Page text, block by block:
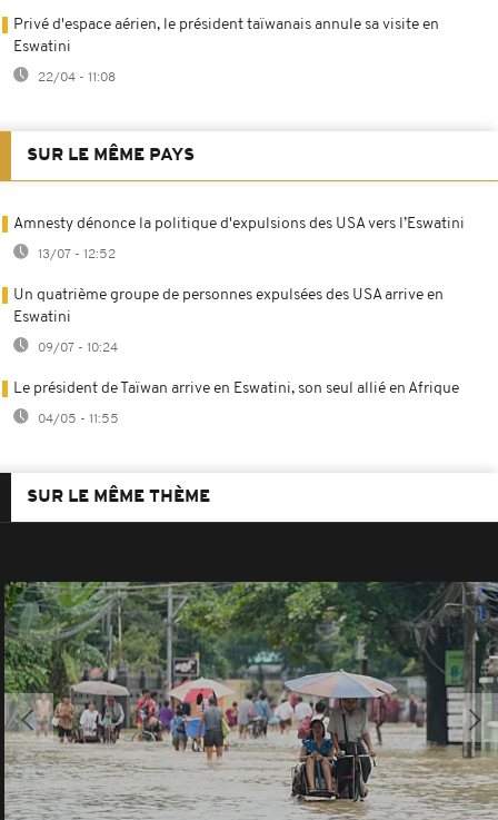
Privé d'espace aérien, le président taïwanais annule sa visite en
Eswatini
22/04 - 11:08
SUR LE MÊME PAYS
Amnesty dénonce la politique d'expulsions des USA vers l’Eswatini
13/07 - 12:52
Un quatrième groupe de personnes expulsées des USA arrive en
Eswatini
09/07 - 10:24
Le président de Taïwan arrive en Eswatini, son seul allié en Afrique
04/05 - 11:55
SUR LE MÊME THÈME